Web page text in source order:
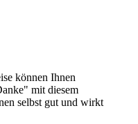
können Ihnen
mit diesem
selbst gut und wirkt